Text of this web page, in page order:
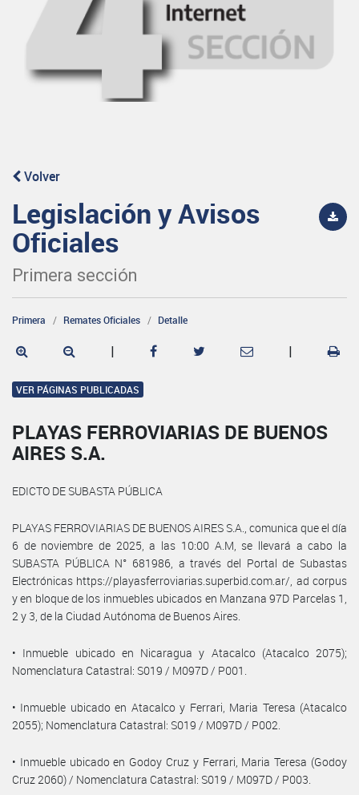
Volver
Legislación y Avisos
Oficiales
Primera sección
Primera Remates Oficiales Detalle
| |
VER PÁGINAS PUBLICADAS
PLAYAS FERROVIARIAS DE BUENOS
AIRES S.A.
EDICTO DE SUBASTA PÚBLICA
PLAYAS FERROVIARIAS DE BUENOS AIRES S.A., comunica que el día
6 de noviembre de 2025, a las 10:00 A.M, se llevará a cabo la
SUBASTA PÚBLICA N° 681986, a través del Portal de Subastas
Electrónicas https://playasferroviarias.superbid.com.ar/, ad corpus
y en bloque de los inmuebles ubicados en Manzana 97D Parcelas 1,
2 y 3, de la Ciudad Autónoma de Buenos Aires.
• Inmueble ubicado en Nicaragua y Atacalco (Atacalco 2075);
Nomenclatura Catastral: S019 / M097D / P001.
• Inmueble ubicado en Atacalco y Ferrari, Maria Teresa (Atacalco
2055); Nomenclatura Catastral: S019 / M097D / P002.
• Inmueble ubicado en Godoy Cruz y Ferrari, Maria Teresa (Godoy
Cruz 2060) / Nomenclatura Catastral: S019 / M097D / P003.